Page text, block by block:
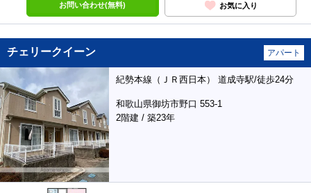
お問い合わせ(無料) お気に入り
チェリークイーン アパート
紀勢本線（ＪＲ西日本） 道成寺駅/徒歩24分
和歌山県御坊市野口 553-1
2階建 / 築23年